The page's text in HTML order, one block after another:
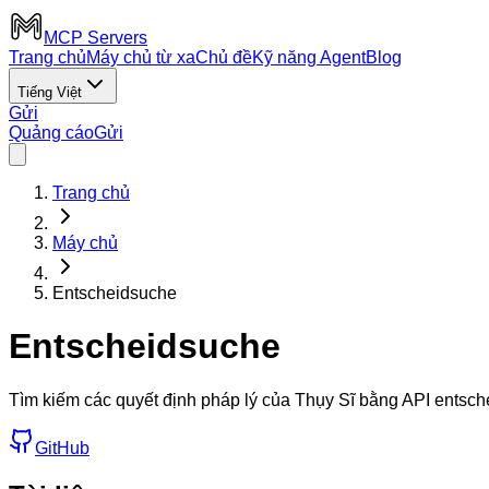
MCP Servers
Trang chủMáy chủ từ xaChủ đềKỹ năng AgentBlog
Tiếng Việt
Gửi
Quảng cáoGửi
Trang chủ
Máy chủ
Entscheidsuche
Entscheidsuche
Tìm kiếm các quyết định pháp lý của Thụy Sĩ bằng API
GitHub